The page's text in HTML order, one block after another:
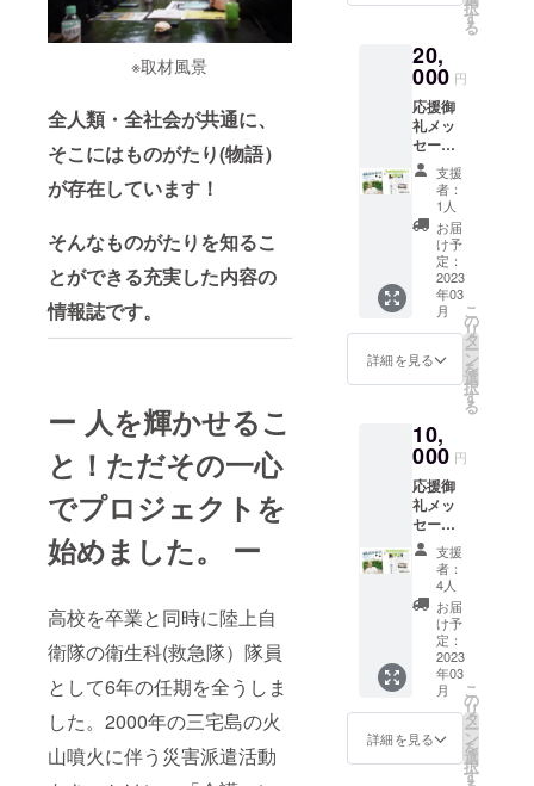
※取材風景
全人類・全社会が共通に、
そこにはものがたり(物語）
が存在しています！
そんなものがたりを知るこ
とができる充実した内容の
情報誌です。
ー 人を輝かせるこ
と！ただその一心
でプロジェクトを
始めました。 ー
高校を卒業と同時に陸上自
衛隊の衛生科(救急隊）隊員
として6年の任期を全うしま
した。2000年の三宅島の火
山噴火に伴う災害派遣活動
複製、
改変な
どの行
為を禁
止致し
ます。
xing.co.
物 筆
記用具
※職業紹
介など
は行い
ませ
ん。 ※
詳細は
支援後
にメー
ルでご
報告い
たしま
す。
アファ
イル×1
をお付
けし発
送いた
しま
す。
たりマ
ガジ
ン” 部
数 1
部 そ
の他”も
のがた
りマガ
ジン”の
ステッ
カー×1
＆クリ
アファ
イル×1
をお付
送いた
しま
に必ず
指定の
メール
アドレ
スに希
望され
るお名
前やPR
文をお
送り下
さい。
mail :
hisa.f.5
3@gma
il.com
”ものが
たりマ
部 そ
の他”も
のがた
りマガ
ジン”の
ステッ
カー×1
＆クリ
アファ
イル×1
をお付
けし発
送いた
しま
す。
内側で
援が多
い場合
は2ペー
ジにな
りま
す。順
不同 ⚪︎
掲載期
の1回 ⚪︎
掲載方
名（文
字の
み） ※
支援後
に必ず
スに希
望され
るお名
前をお
送り下
さい。
mail :
hisa.f.5
3@gma
il.com
”ものが
たりマ
ガジ
ン” 部
数 1
部 そ
の他”も
択
す
る
20,
000 円
応援御
礼メッ
セージ
と、 ”も
のがた
りマガ
ジン”
部数
10部
その
他”もの
がたり
マガジ
ン”のス
テッ
カー×10
アファ
イル×10
をお付
けし発
送いた
しま
す。
支援
者：
1人
お届
け予
定：
2023
年03
月
詳細を見る
こ
の
リ
タ
ー
ン
を
選
択
す
る
10,
000 円
応援御
礼メッ
セージ
と、 ”も
のがた
りマガ
ジン”
部数 3
部 そ
の他”も
のがた
りマガ
ジン”の
ステッ
カー×3
＆クリ
支援
者：
4人
お届
け予
定：
2023
年03
月
詳細を見る
こ
の
リ
タ
ー
ン
を
選
択
す